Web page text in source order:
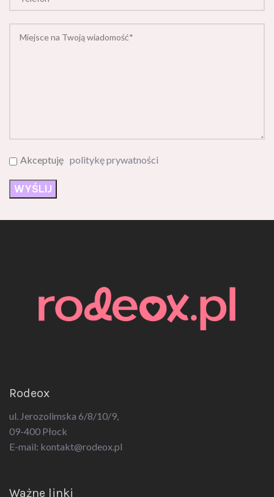
Akceptuję politykę prywatności
Rodeox
ul. Jerozolimska 6/8/10/9,
09-400 Płock
E-mail: kontakt@rodeox.pl
Ważne linki